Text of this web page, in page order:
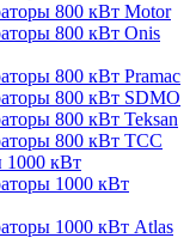
800 кВт Motor
800 кВт Onis
800 кВт Pramac
800 кВт SDMO
800 кВт Teksan
800 кВт ТСС
1000 кВт
1000 кВт
1000 кВт Atlas